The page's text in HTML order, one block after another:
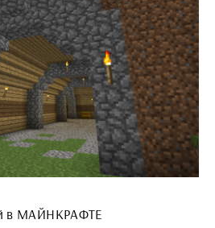
в МАЙНКРАФТЕ